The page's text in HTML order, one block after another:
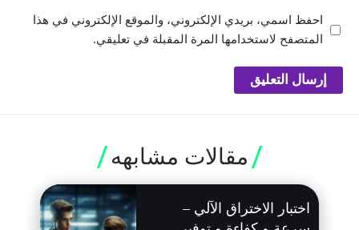
احفظ اسمي، بريدي الإلكتروني، والموقع الإلكتروني في هذا
المتصفح لاستخدامها المرة المقبلة في تعليقي.
مقالات مشابهه
اختبار الاختراق الآلي –